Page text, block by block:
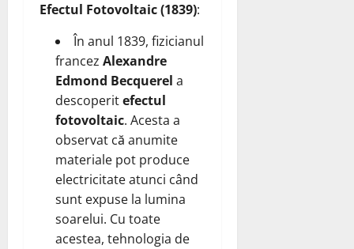
Efectul Fotovoltaic (1839):
În anul 1839, fizicianul
francez Alexandre
Edmond Becquerel a
descoperitefectul
fotovoltaic. Acesta a
observat că anumite
materiale pot produce
electricitate atunci când
sunt expuse la lumina
soarelui. Cu toate
acestea, tehnologia de